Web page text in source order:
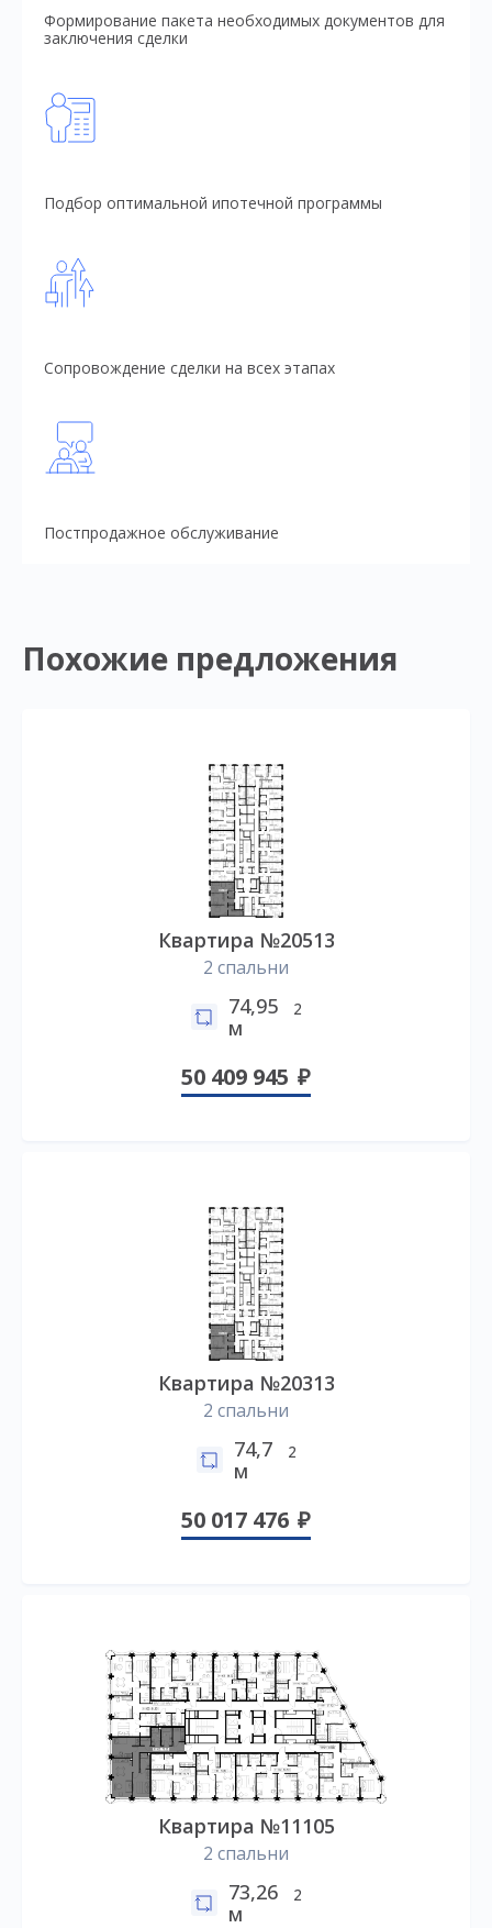
Формирование пакета необходимых документов для
заключения сделки
Подбор оптимальной ипотечной программы
Сопровождение сделки на всех этапах
Постпродажное обслуживание
Похожие предложения
Квартира №20513
2 спальни
74,95
м
2
50 409 945
Квартира №20313
2 спальни
74,7
м
2
50 017 476
Квартира №11105
2 спальни
73,26
м
2